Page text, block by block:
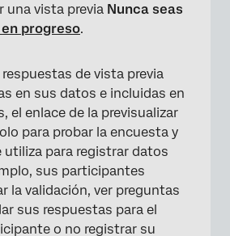
×
una vista previa Nunca seas
progreso.
de vista previa
en sus datos e incluidas en
el enlace de la previsualizar
para probar la encuesta y
utiliza para registrar datos
sus participantes
la validación, ver preguntas
sus respuestas para el
o no registrar su